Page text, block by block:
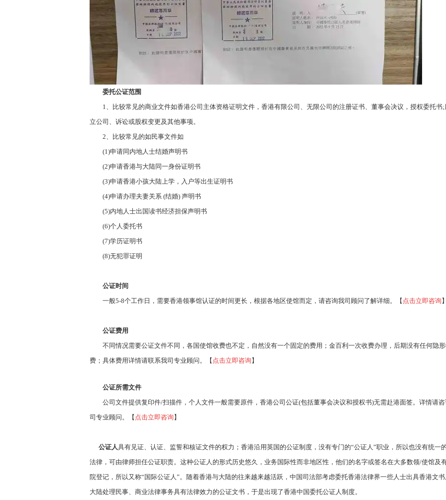
委托公证范围
1、比较常见的商业文件如香港公司主体资格证明文件，香港有限公司、无限公司的注册证书、董事会决议，授权委托书
立公司、诉讼或股权变更及其他事项。
2、比较常见的如民事文件如
(1)申请同内地人士结婚声明书
(2)申请香港与大陆同一身份证明书
(3)申请香港小孩大陆上学，入户等出生证明书
(4)申请办理夫妻关系 (结婚) 声明书
(5)内地人士出国读书经济担保声明书
(6)个人委托书
(7)学历证明书
(8)无犯罪证明
公证时间
一般5-8个工作日，需要香港领事馆认证的时间更长，根据各地区使馆而定，请咨询我司顾问了解详细。【 点击立即咨询
公证费用
不同情况需要公证文件不同，各国使馆收费也不定，自然没有一个固定的费用；金百利一次收费办理，后期没有任何隐
费；具体费用详情请联系我司专业顾问。
【 点击立即咨询 】
公证所需文件
公司文件提供复印件/扫描件，个人文件一般需要原件，香港公司公证(包括董事会决议和授权书)无需赴港面签。详情请
司专业顾问。
【 点击立即咨询 】
公证人具有见证、认证、监誓和核证文件的权力；香港沿用英国的公证制度，没有专门的“公证人”职业，所以也没有统一
法律，可由律师担任公证职责。这种公证人的形式历史悠久，业务国际性而非地区性，他们的名字或签名在大多数领/使馆及
院登记，所以又称“国际公证人”。随着香港与大陆的往来越来越活跃，中国司法部考虑委托香港法律界一些人士出具香港文
大陆处理民事、商业法律事务具有法律效力的公证文书，于是出现了香港中国委托公证人制度。